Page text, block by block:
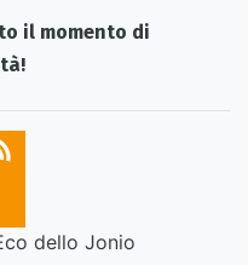
il momento di
dello Jonio